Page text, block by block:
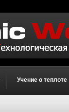
Учение о теплоте